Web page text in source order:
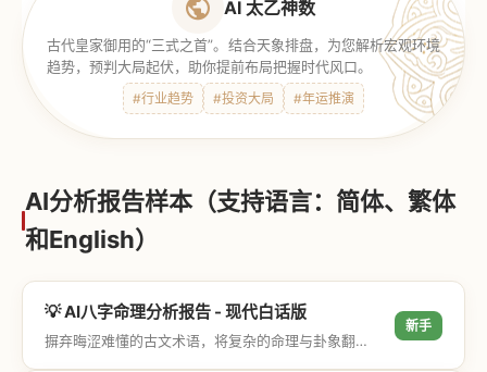
AI 太乙神数
古代皇家御用的“三式之首”。结合天象排盘，为您解析宏观环境
趋势，预判大局起伏，助你提前布局把握时代风口。
#行业趋势 #投资大局 #年运推演
AI分析报告样本（支持语言：简体、繁体
和English）
💡 AI八字命理分析报告 - 现代白话版
摒弃晦涩难懂的古文术语，将复杂的命理与卦象翻译成通俗易懂的现代大白话，直击结果与生活建议，零门槛轻松阅读。
新手